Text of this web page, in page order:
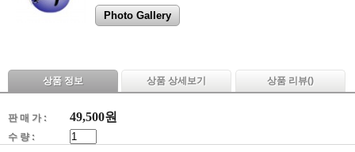
Photo Gallery
상품 정보 상품 상세보기 상품 리뷰()
판 매 가 : 49,500원
수 량 :